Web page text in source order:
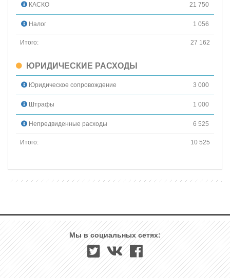
КАСКО 21 750
Налог 1 056
Итого: 27 162
ЮРИДИЧЕСКИЕ РАСХОДЫ
Юридическое сопровождение 3 000
Штрафы 1 000
Непредвиденные расходы 6 525
Итого: 10 525
Мы в социальных сетях: